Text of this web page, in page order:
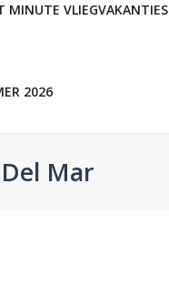
MINUTE VLIEGVAKANTIES
2026
Mar